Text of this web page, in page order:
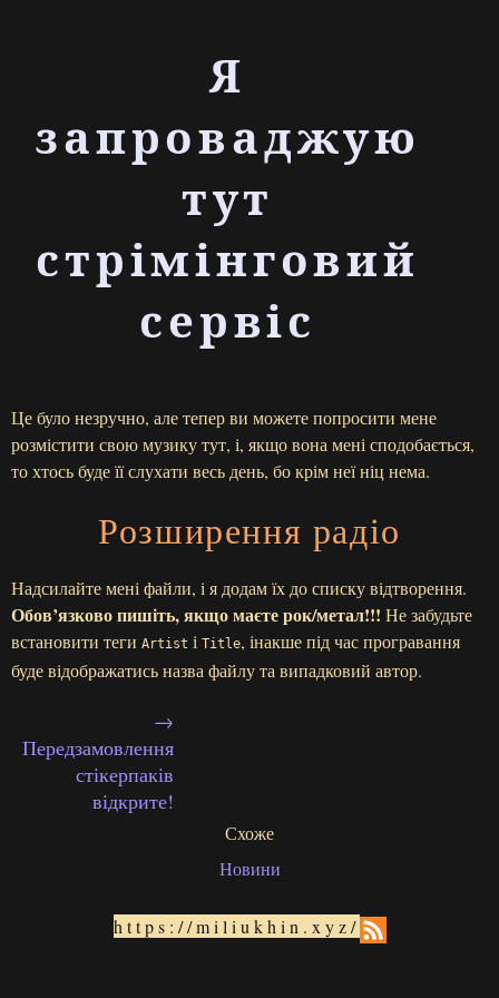
Я
запроваджую
тут
стрімінговий
сервіс
Це було незручно, але тепер ви можете попросити мене
розмістити свою музику тут, і, якщо вона мені сподобається,
то хтось буде її слухати весь день, бо крім неї ніц нема.
Розширення радіо
Надсилайте мені файли, і я додам їх до списку відтворення.
Обов’язково пишіть, якщо маєте рок/метал!!! Не забудьте
встановити теги Artist і Title, інакше під час програвання
буде відображатись назва файлу та випадковий автор.
→
Передзамовлення
стікерпаків
відкрите!
Схоже
Новини
https://miliukhin.xyz/